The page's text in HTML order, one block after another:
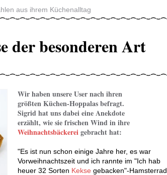
aus ihrem Küchenalltag
der besonderen Art
Wir haben unsere User nach ihren
größten Küchen-Hoppalas befragt.
Sigrid hat uns dabei eine Anekdote
erzählt, wie sie frischen Wind in ihre
Weihnachtsbäckereigebracht hat:
"Es ist nun schon einige Jahre her, es war
Vorweihnachtszeit und ich rannte im "Ich hab
heuer 32 Sorten Kekse gebacken"-Hamsterrad,